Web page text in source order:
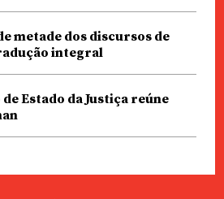
metade dos discursos de
integral
Estado da Justiça reúne